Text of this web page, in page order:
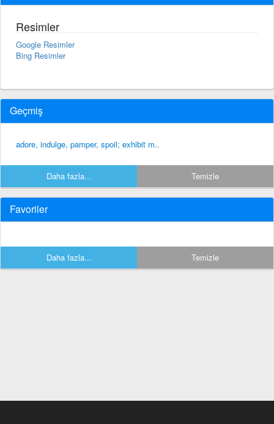
Resimler
Google Resimler
Bing Resimler
Geçmiş
adore, indulge, pamper, spoil; exhibit m..
Daha fazla... Temizle
Favoriler
Daha fazla... Temizle